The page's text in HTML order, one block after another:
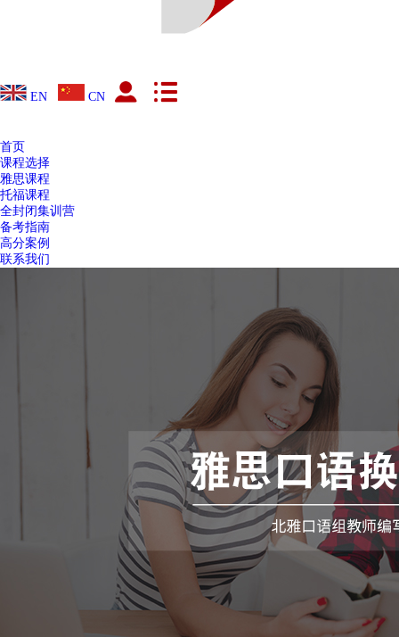
EN CN
首页
课程选择
雅思课程
托福课程
全封闭集训营
备考指南
高分案例
联系我们